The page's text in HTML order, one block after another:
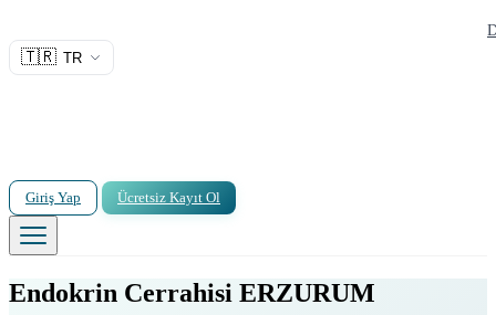
🇹🇷 TR
Giriş Yap Ücretsiz Kayıt Ol
Endokrin Cerrahisi ERZURUM